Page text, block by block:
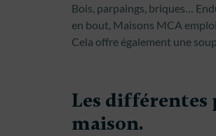
Bois, parpaings, briques…
en bout, Maisons MCA
Cela offre également une
Les différentes
maison.